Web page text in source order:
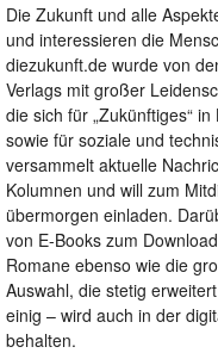
Die Zukunft und alle
und interessieren die
diezukunft.de wurde von
Verlags mit großer
die sich für „Zukünftiges“
sowie für soziale und
versammelt aktuelle
Kolumnen und will zum
übermorgen einladen.
von E-Books zum
Romane ebenso wie die
Auswahl, die stetig
einig – wird auch in der
behalten.